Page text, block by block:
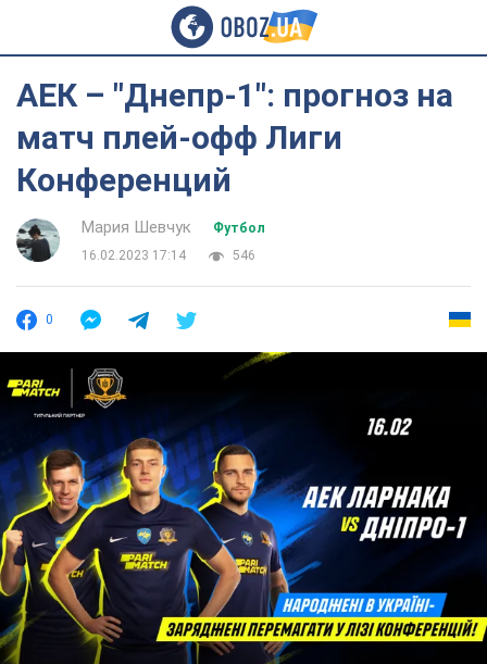
АЕК – "Днепр-1": прогноз на
матч плей-офф Лиги
Конференций
Мария Шевчук
Футбол
16.02.2023 17:14
546
0